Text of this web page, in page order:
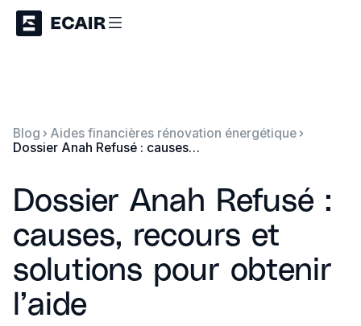
Blog
Aides financières rénovation énergétique
Dossier Anah Refusé : causes, recours et solutions pour obtenir l’aide
Dossier Anah Refusé :
causes, recours et
solutions pour obtenir
l’aide